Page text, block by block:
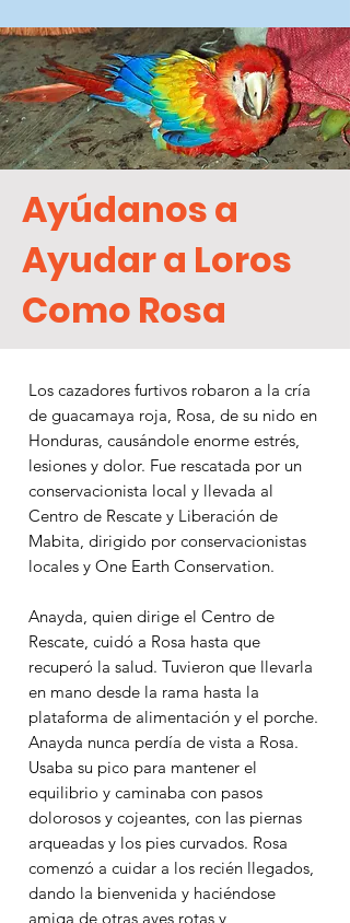
Ayúdanos a
Ayudar a Loros
Como Rosa
Los cazadores furtivos robaron a la cría
de guacamaya roja, Rosa, de su nido en
Honduras, causándole enorme estrés,
lesiones y dolor. Fue rescatada por un
conservacionista local y llevada al
Centro de Rescate y Liberación de
Mabita, dirigido por conservacionistas
locales y One Earth Conservation.
Anayda, quien dirige el Centro de
Rescate, cuidó a Rosa hasta que
recuperó la salud. Tuvieron que llevarla
en mano desde la rama hasta la
plataforma de alimentación y el porche.
Anayda nunca perdía de vista a Rosa.
Usaba su pico para mantener el
equilibrio y caminaba con pasos
dolorosos y cojeantes, con las piernas
arqueadas y los pies curvados. Rosa
comenzó a cuidar a los recién llegados,
dando la bienvenida y haciéndose
amiga de otras aves rotas y